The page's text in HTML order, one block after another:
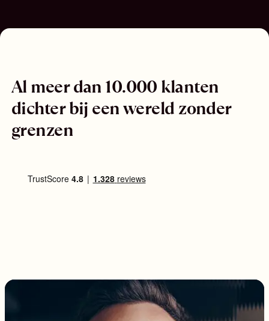
Al meer dan 10.000 klanten
dichter bij een wereld zonder
grenzen